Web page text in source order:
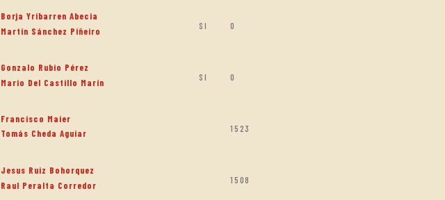
Borja Yribarren Abecia
Martín Sánchez Piñeiro
SI 0
Gonzalo Rubio Pérez
Mario Del Castillo Marín
SI 0
Francisco Maier
Tomás Cheda Aguiar
1523
Jesus Ruiz Bohorquez
Raul Peralta Corredor
1508